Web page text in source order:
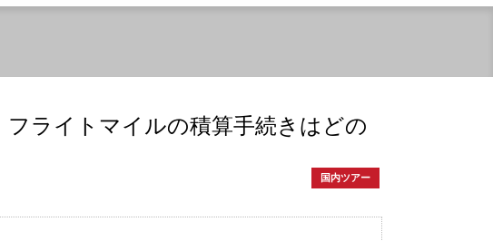
フライトマイルの積算手続きはどの
国内ツアー